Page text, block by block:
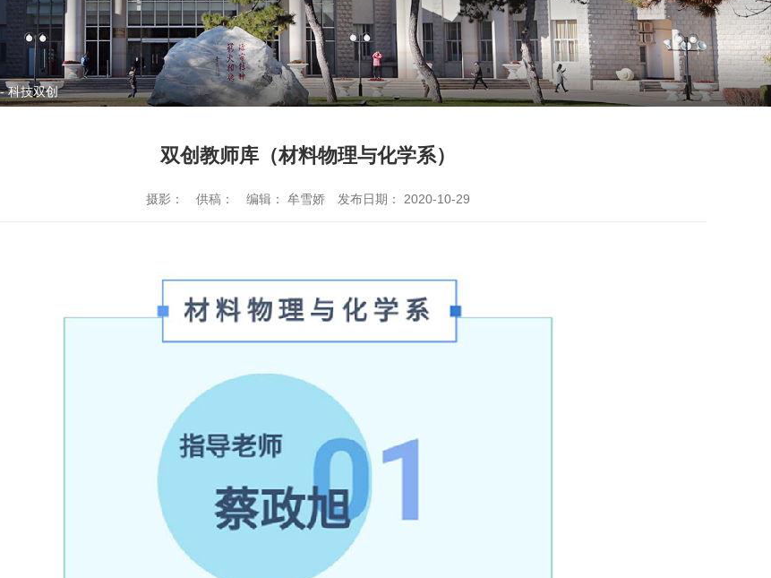
科技双创
双创教师库（材料物理与化学系）
摄影： 供稿： 编辑： 牟雪娇 发布日期： 2020-10-29